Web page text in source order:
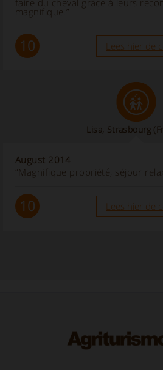
faire du cheval grâce à leurs
magnifique.”
10 Lees hier de
Lisa, Strasbourg
August 2014
“Magnifique propriété, séjour
10 Lees hier de